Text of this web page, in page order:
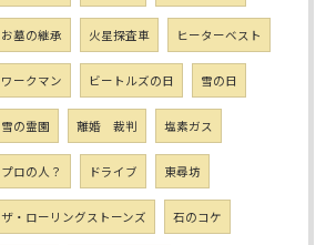
お墓の継承 火星探査車 ヒーターベスト
ワークマン ビートルズの日 雪の日
雪の霊園 離婚 裁判 塩素ガス
プロの人？ ドライブ 東尋坊
ザ・ローリングストーンズ 石のコケ